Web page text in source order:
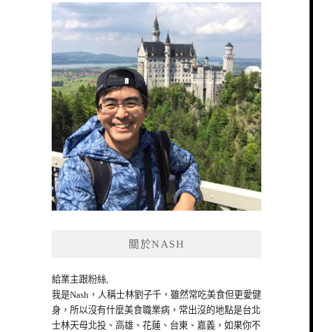
關於NASH
給業主跟粉絲,
我是Nash，人稱士林劉子千，雖然常吃美食但更愛健
身，所以沒有什麼美食職業病，常出沒的地點是台北
士林天母北投、高雄、花蓮、台東、嘉義，如果你不